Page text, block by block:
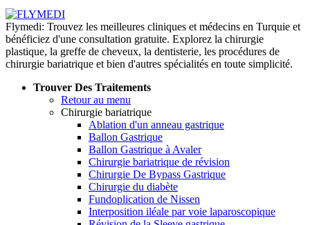
Flymedi: Trouvez les meilleures cliniques et médecins en Turquie et
bénéficiez d'une consultation gratuite. Explorez la chirurgie
plastique, la greffe de cheveux, la dentisterie, les procédures de
chirurgie bariatrique et bien d'autres spécialités en toute simplicité.
Trouver Des Traitements
Retour au menu
Chirurgie bariatrique
Ablation d'un anneau gastrique
Ballon Gastrique
Ballon Gastrique à Avaler
Chirurgie bariatrique de révision
Chirurgie De Bypass Gastrique
Chirurgie du diabète
Fundoplication de Nissen
Interposition iléale par voie laparoscopique